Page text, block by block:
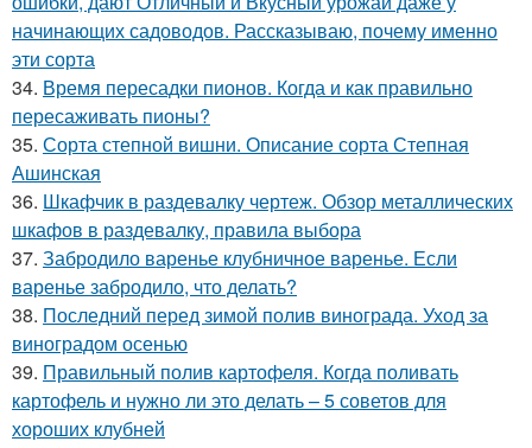
начинающих садоводов. Рассказываю, почему именно
эти сорта
34. Время пересадки пионов. Когда и как правильно
пересаживать пионы?
35. Сорта степной вишни. Описание сорта Степная
Ашинская
36. Шкафчик в раздевалку чертеж. Обзор металлических
шкафов в раздевалку, правила выбора
37. Забродило варенье клубничное варенье. Если
варенье забродило, что делать?
38. Последний перед зимой полив винограда. Уход за
виноградом осенью
39. Правильный полив картофеля. Когда поливать
картофель и нужно ли это делать – 5 советов для
хороших клубней